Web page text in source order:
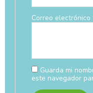
Correo electrónico
Guarda mi
este navegador